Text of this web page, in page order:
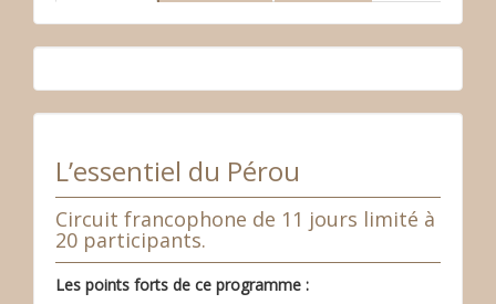
L’essentiel du Pérou
Circuit francophone de 11 jours limité à
20 participants.
Les points forts de ce programme :